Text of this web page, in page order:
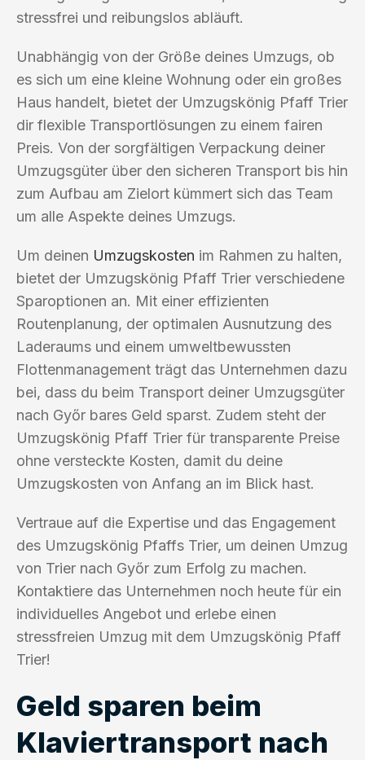
stressfrei und reibungslos abläuft.
Unabhängig von der Größe deines Umzugs, ob
es sich um eine kleine Wohnung oder ein großes
Haus handelt, bietet der Umzugskönig Pfaff Trier
dir flexible Transportlösungen zu einem fairen
Preis. Von der sorgfältigen Verpackung deiner
Umzugsgüter über den sicheren Transport bis hin
zum Aufbau am Zielort kümmert sich das Team
um alle Aspekte deines Umzugs.
Um deinen Umzugskosten im Rahmen zu halten,
bietet der Umzugskönig Pfaff Trier verschiedene
Sparoptionen an. Mit einer effizienten
Routenplanung, der optimalen Ausnutzung des
Laderaums und einem umweltbewussten
Flottenmanagement trägt das Unternehmen dazu
bei, dass du beim Transport deiner Umzugsgüter
nach Győr bares Geld sparst. Zudem steht der
Umzugskönig Pfaff Trier für transparente Preise
ohne versteckte Kosten, damit du deine
Umzugskosten von Anfang an im Blick hast.
Vertraue auf die Expertise und das Engagement
des Umzugskönig Pfaffs Trier, um deinen Umzug
von Trier nach Győr zum Erfolg zu machen.
Kontaktiere das Unternehmen noch heute für ein
individuelles Angebot und erlebe einen
stressfreien Umzug mit dem Umzugskönig Pfaff
Trier!
Geld sparen beim
Klaviertransport nach